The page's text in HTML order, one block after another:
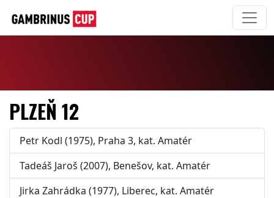
PLZEŇ 12
Petr Kodl (1975), Praha 3, kat. Amatér
Tadeáš Jaroš (2007), Benešov, kat. Amatér
Jirka Zahrádka (1977), Liberec, kat. Amatér